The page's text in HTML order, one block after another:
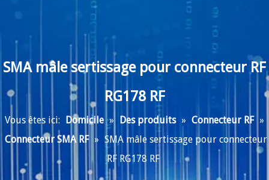
SMA mâle sertissage pour connecteur RF
RG178 RF
Vous êtes ici: Domicile » Des produits » Connecteur RF »
Connecteur SMA RF » SMA mâle sertissage pour connecteur
RF RG178 RF